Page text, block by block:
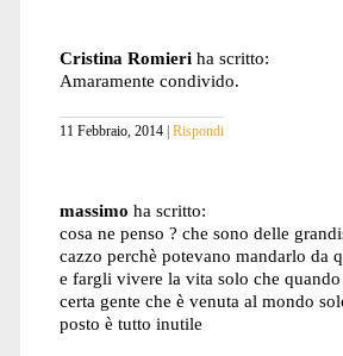
Cristina Romieri ha scritto:
Amaramente condivido.
11 Febbraio, 2014 Rispondi
massimo ha scritto:
cosa ne penso ? che sono delle
cazzo perchè potevano mandarlo da
e fargli vivere la vita solo che
certa gente che è venuta al mondo
posto è tutto inutile